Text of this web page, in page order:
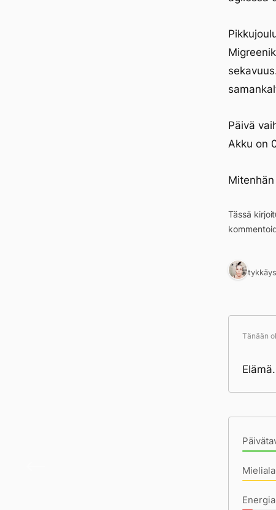
Päivä
Akku on
Tässä
1
Tänään